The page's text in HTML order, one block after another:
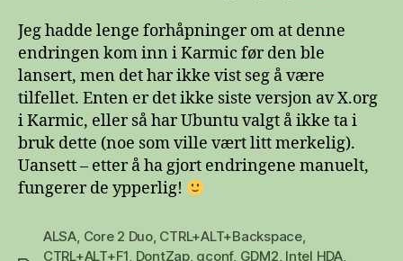
Jeg hadde lenge forhåpninger om at denne
endringen kom inn i Karmic før den ble
lansert, men det har ikke vist seg å være
tilfellet. Enten er det ikke siste versjon av X.org
i Karmic, eller så har Ubuntu valgt å ikke ta i
bruk dette (noe som ville vært litt merkelig).
Uansett – etter å ha gjort endringene manuelt,
fungerer de ypperlig!
ALSA, Core 2 Duo, CTRL+ALT+Backspace,
CTRL+ALT+F1, DontZap, gconf, GDM2, Intel HDA,